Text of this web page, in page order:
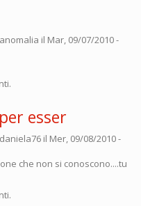
anomalia il Mar, 09/07/2010 -
esser
daniela76 il Mer, 09/08/2010 -
che non si conoscono....tu